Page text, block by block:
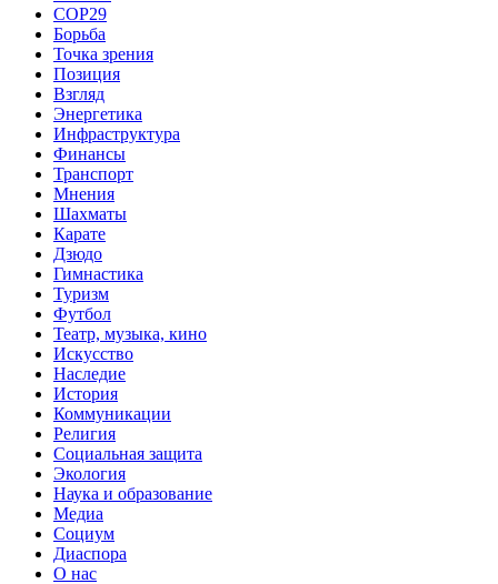
COP29
Борьба
Точка зрения
Позиция
Взгляд
Энергетика
Инфраструктура
Финансы
Транспорт
Мнения
Шахматы
Карате
Дзюдо
Гимнастика
Туризм
Футбол
Театр, музыка, кино
Искусство
Наследие
История
Коммуникации
Религия
Социальная защита
Экология
Наука и образование
Медиа
Социум
Диаспора
О нас